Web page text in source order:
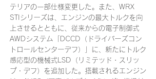
テリアの一部仕様変更した。また、WRX
STIシリーズは、エンジンの最大トルクを向
上させるとともに、従来からの電子制御式
AWDシステム「DCCD（ドライバーズコン
トロールセンターデフ）」に、新たにトルク
感応型の機械式LSD（リミテッド・スリッ
プ・デフ）を追加した。搭載されるエンジン